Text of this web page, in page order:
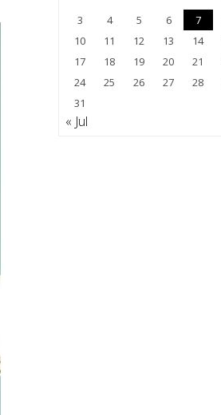
3
4 5 6 7
10
11 12 13 14
17
18 19 20 21
24
25 26 27 28
31
« Jul